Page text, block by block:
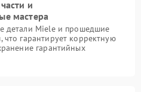
и
мастера
детали Miele и прошедшие
гарантирует корректную
гарантийных